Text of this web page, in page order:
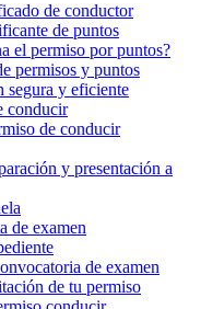
de conductor
de puntos
el permiso por puntos?
permisos y puntos
segura y eficiente
conducir
de conducir
y presentación a
de examen
de examen
de tu permiso